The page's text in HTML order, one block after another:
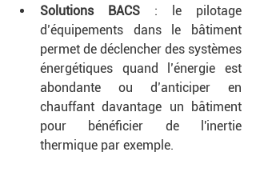
Solutions BACS : le pilotage
d’équipements dans le bâtiment
permet de déclencher des systèmes
énergétiques quand l’énergie est
abondante ou d’anticiper en
chauffant davantage un bâtiment
pour bénéficier de l'inertie
thermique par exemple.